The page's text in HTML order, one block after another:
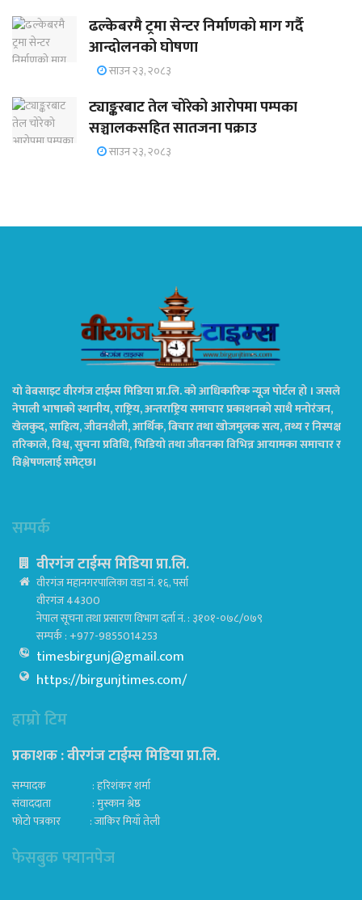
ढल्केबरमै ट्रमा सेन्टर निर्माणको माग गर्दै
आन्दोलनको घोषणा
साउन २३, २०८३
ट्याङ्करबाट तेल चोरेको आरोपमा पम्पका
सञ्चालकसहित सातजना पक्राउ
साउन २३, २०८३
यो वेबसाइट वीरगंज टाईम्स मिडिया प्रा.लि. को आधिकारिक न्यूज पोर्टल हो । जसले
नेपाली भाषाको स्थानीय, राष्ट्रिय, अन्तराष्ट्रिय समाचार प्रकाशनको साथै मनोरंजन,
खेलकुद, साहित्य, जीवनशैली, आर्थिक, बिचार तथा खोजमुलक सत्य, तथ्य र निस्पक्ष
तरिकाले, विश्व, सुचना प्रविधि, भिडियो तथा जीवनका विभिन्न आयामका समाचार र
विश्लेषणलाई समेट्छ।
सम्पर्क
वीरगंज टाईम्स मिडिया प्रा.लि.
वीरगंज महानगरपालिका वडा नं. १६, पर्सा
वीरगंज 44300
नेपाल सूचना तथा प्रसारण विभाग दर्ता नं. : ३१०१-०७८/०७९
सम्पर्क : +977-9855014253
timesbirgunj@gmail.com
https://birgunjtimes.com/
हाम्रो टिम
प्रकाशक : वीरगंज टाईम्स मिडिया प्रा‍.लि.
सम्पादक : हरिशंकर शर्मा
संवाददाता : मुस्कान श्रेष्ठ
फोटो पत्रकार : जाकिर मियाँ तेली
फेसबुक फ्यानपेज